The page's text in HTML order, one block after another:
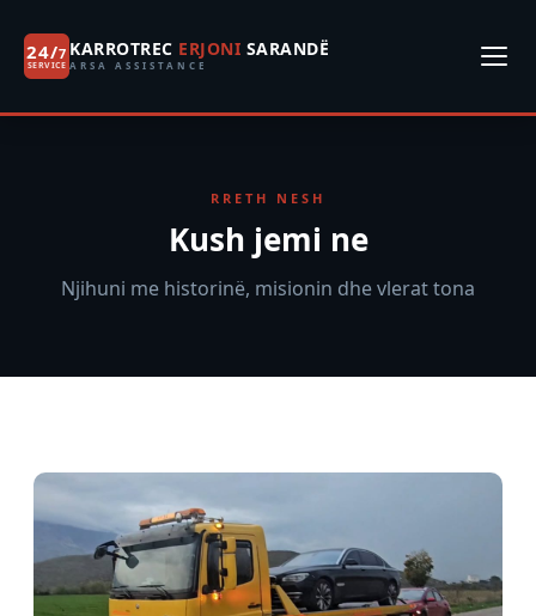
24/7
SERVICE
KARROTREC ERJONI SARANDË
ARSA ASSISTANCE
RRETH NESH
Kush jemi ne
Njihuni me historinë, misionin dhe vlerat tona